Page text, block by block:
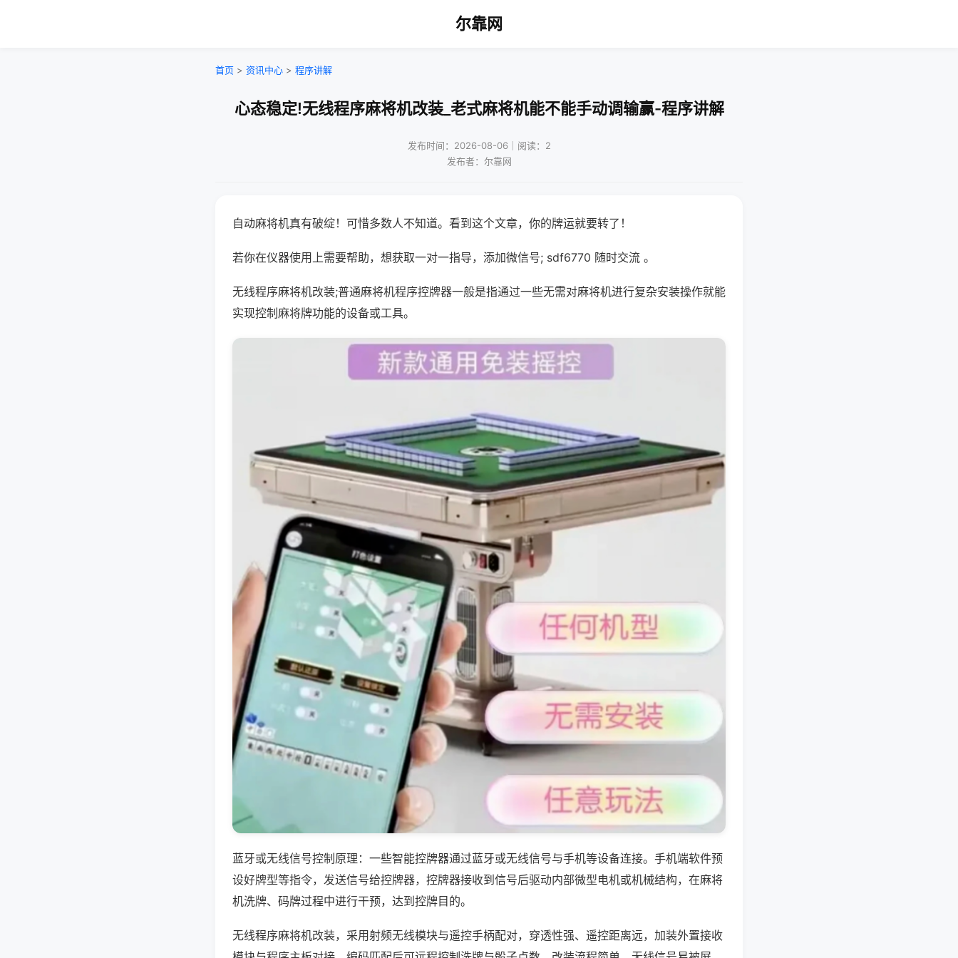
尔靠网
首页 > 资讯中心 > 程序讲解
心态稳定!无线程序麻将机改装_老式麻将机能不能手动调输赢-程序讲解
发布时间：2026-08-06｜阅读：2
发布者：尔靠网
自动麻将机真有破绽！可惜多数人不知道。看到这个文章，你的牌运就要转了！
若你在仪器使用上需要帮助，想获取一对一指导，添加微信号; sdf6770 随时交流 。
无线程序麻将机改装;普通麻将机程序控牌器一般是指通过一些无需对麻将机进行复杂安装操作就能
实现控制麻将牌功能的设备或工具。
蓝牙或无线信号控制原理：一些智能控牌器通过蓝牙或无线信号与手机等设备连接。手机端软件预
设好牌型等指令，发送信号给控牌器，控牌器接收到信号后驱动内部微型电机或机械结构，在麻将
机洗牌、码牌过程中进行干预，达到控牌目的。
无线程序麻将机改装，采用射频无线模块与遥控手柄配对，穿透性强、遥控距离远，加装外置接收